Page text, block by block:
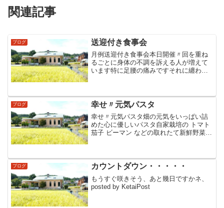
関連記事
ブログ 送迎付き食事会
月例送迎付き食事会本日開催〃回を重ね
るごとに身体の不調を訴える人が増えて
います特に足腰の痛みですそれに纏わる
ループ参加を崩し一件落着それにしても
上半身はまだ2絶好調食欲...
ブログ 幸せ〃元気パスタ
幸せ〃元気パスタ畑の元気をいっぱい詰
めた心に優しいパスタ自家栽培の トマト
茄子 ビーマン などの取れたて新鮮野菜湯
ないもアットいう間に過ぎました美味し
い料理の決め手は...
ブログ カウントダウン・・・・・
もうすぐ咲きそう、あと幾日ですかネ、
posted by KetaiPost